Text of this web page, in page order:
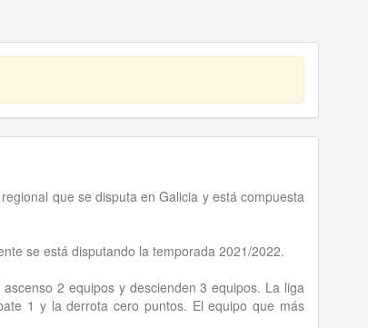
que se disputa en Galicia y está compuesta
se está disputando la temporada 2021/2022.
2 equipos y descienden 3 equipos. La liga
1 y la derrota cero puntos. El equipo que más